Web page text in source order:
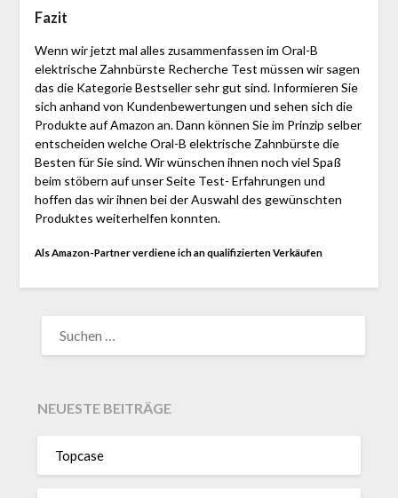
Fazit
Wenn wir jetzt mal alles zusammenfassen im Oral-B
elektrische Zahnbürste Recherche Test müssen wir sagen
das die Kategorie Bestseller sehr gut sind. Informieren Sie
sich anhand von Kundenbewertungen und sehen sich die
Produkte auf Amazon an. Dann können Sie im Prinzip selber
entscheiden welche Oral-B elektrische Zahnbürste die
Besten für Sie sind. Wir wünschen ihnen noch viel Spaß
beim stöbern auf unser Seite Test- Erfahrungen und
hoffen das wir ihnen bei der Auswahl des gewünschten
Produktes weiterhelfen konnten.
Als Amazon-Partner verdiene ich an qualifizierten Verkäufen
NACH:
NEUESTE BEITRÄGE
Topcase